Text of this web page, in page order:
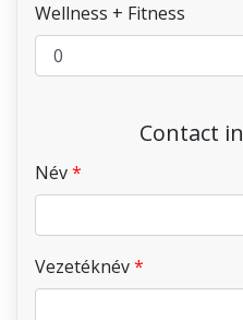
Wellness + Fitness
Contact
Név
Vezetéknév